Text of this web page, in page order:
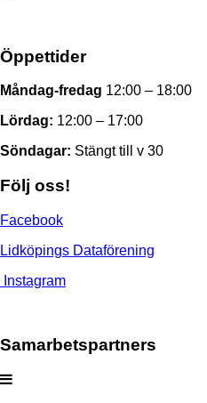
Öppettider
Måndag-fredag 12:00 – 18:00
Lördag: 12:00 – 17:00
Söndagar: Stängt till v 30
Följ oss!
Facebook
Lidköpings Dataförening
Instagram
Samarbetspartners